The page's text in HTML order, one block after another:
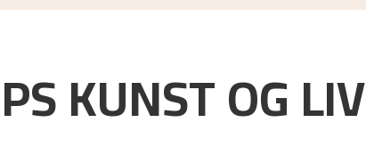
KUNST OG LIV